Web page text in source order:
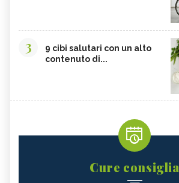
3
9 cibi salutari con un alto
contenuto di...
Cure consiglia